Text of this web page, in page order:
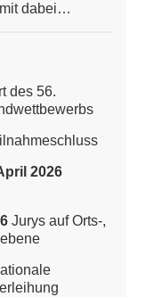
dabei…
des 56.
2026
Jurys auf Orts-,